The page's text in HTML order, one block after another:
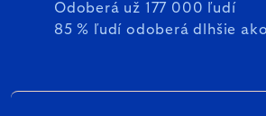
Odoberá už 177 000 ľudí
85 % ľudí odoberá dlhšie